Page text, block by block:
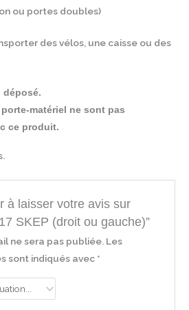
ou portes doubles)
des vélos, une caisse ou des
déposé.
matériel ne sont pas
ce produit.
à laisser votre avis sur
SKEP (droit ou gauche)”
ne sera pas publiée. Les
sont indiqués avec *